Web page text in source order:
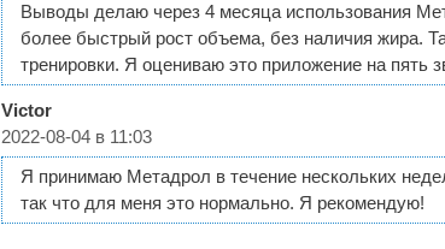
Выводы делаю через 4 месяца использования
более быстрый рост объема, без наличия жира.
тренировки. Я оцениваю это приложение на пять
Victor
2022-08-04 в 11:03
Я принимаю Метадрол в течение нескольких
так что для меня это нормально. Я рекомендую!